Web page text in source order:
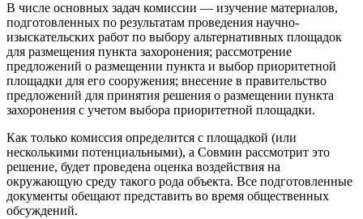
В числе основных задач комиссии — изучение материалов,
подготовленных по результатам проведения научно-
изыскательских работ по выбору альтернативных площадок
для размещения пункта захоронения; рассмотрение
предложений о размещении пункта и выбор приоритетной
площадки для его сооружения; внесение в правительство
предложений для принятия решения о размещении пункта
захоронения с учетом выбора приоритетной площадки.
Как только комиссия определится с площадкой (или
несколькими потенциальными), а Совмин рассмотрит это
решение, будет проведена оценка воздействия на
окружающую среду такого рода объекта. Все подготовленные
документы обещают представить во время общественных
обсуждений.